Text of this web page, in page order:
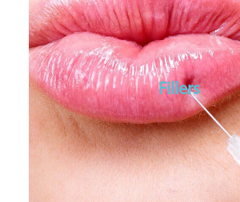
Fillers
Volume herstel
Jukbeenderen
Lippen volume
Neus lippen plooien
Volume herstel wangen